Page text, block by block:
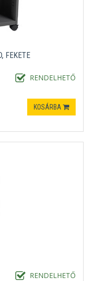
FEKETE
RENDELHETŐ
KOSÁRBA
RENDELHETŐ